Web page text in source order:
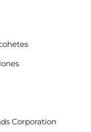
Corporation